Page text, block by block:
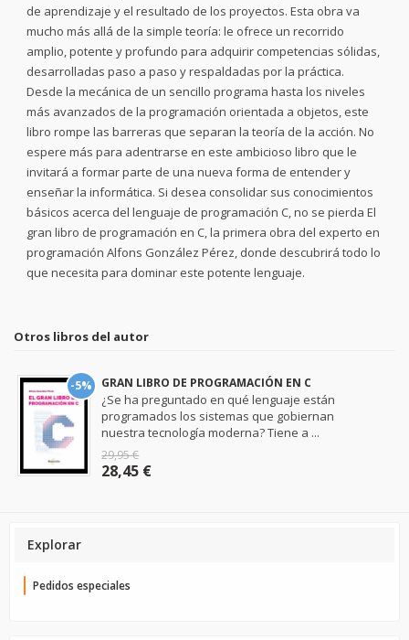
de aprendizaje y el resultado de los proyectos. Esta obra va
mucho más allá de la simple teoría: le ofrece un recorrido
amplio, potente y profundo para adquirir competencias sólidas,
desarrolladas paso a paso y respaldadas por la práctica.
Desde la mecánica de un sencillo programa hasta los niveles
más avanzados de la programación orientada a objetos, este
libro rompe las barreras que separan la teoría de la acción. No
espere más para adentrarse en este ambicioso libro que le
invitará a formar parte de una nueva forma de entender y
enseñar la informática. Si desea consolidar sus conocimientos
básicos acerca del lenguaje de programación C, no se pierda El
gran libro de programación en C, la primera obra del experto en
programación Alfons González Pérez, donde descubrirá todo lo
que necesita para dominar este potente lenguaje.
Otros libros del autor
-5% GRAN LIBRO DE PROGRAMACIÓN EN C
¿Se ha preguntado en qué lenguaje están
programados los sistemas que gobiernan
nuestra tecnología moderna? Tiene a ...
29,95 €
28,45 €
Explorar
Pedidos especiales